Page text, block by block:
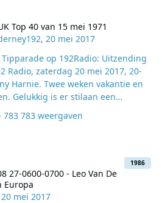
Top 40 van 15 mei 1971
, 20 mei 2017
Radio, zaterdag 20 mei 2017, 20-
vakantie en
Gelukkig is er stilaan een
UK Top 40 van 15 mei 1971.
bom op de Mebo 2. Dit programma
783 weergaven
27-0600-0700 - Leo Van De
Europa
20 mei 2017
1986